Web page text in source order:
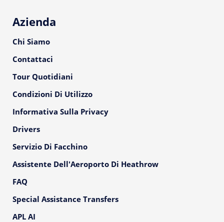
Azienda
Chi Siamo
Contattaci
Tour Quotidiani
Condizioni Di Utilizzo
Informativa Sulla Privacy
Drivers
Servizio Di Facchino
Assistente Dell'Aeroporto Di Heathrow
FAQ
Special Assistance Transfers
APL AI